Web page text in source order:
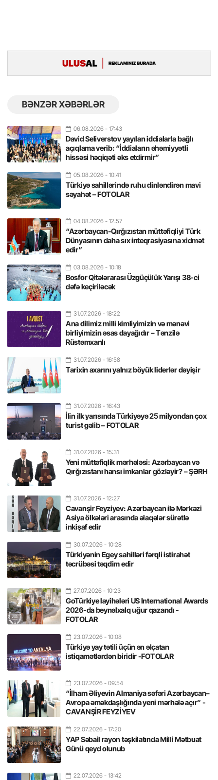
BƏNZƏR XƏBƏRLƏR
06.08.2026 - 17:43
David Seliverstov yayılan iddialarla bağlı
açıqlama verib: “İddiaların əhəmiyyətli
hissəsi həqiqəti əks etdirmir”
05.08.2026 - 10:41
Türkiyə sahillərində ruhu dinləndirən mavi
səyahət – FOTOLAR
04.08.2026 - 12:57
“Azərbaycan-Qırğızıstan müttəfiqliyi Türk
Dünyasının daha sıx inteqrasiyasına xidmət
edir”
03.08.2026 - 10:18
Bosfor Qitələrarası Üzgüçülük Yarışı 38-ci
dəfə keçiriləcək
31.07.2026 - 18:22
Ana dilimiz milli kimliyimizin və mənəvi
birliyimizin əsas dayağıdır – Tənzilə
Rüstəmxanlı
31.07.2026 - 16:58
Tarixin axarını yalnız böyük liderlər dəyişir
31.07.2026 - 16:43
İlin ilk yarısında Türkiyəyə 25 milyondan çox
turist gəlib – FOTOLAR
31.07.2026 - 15:31
Yeni müttəfiqlik mərhələsi: Azərbaycan və
Qırğızıstanı hansı imkanlar gözləyir? – ŞƏRH
31.07.2026 - 12:27
Cavanşir Feyziyev: Azərbaycan ilə Mərkəzi
Asiya ölkələri arasında əlaqələr sürətlə
inkişaf edir
30.07.2026 - 10:28
Türkiyənin Egey sahilləri fərqli istirahət
təcrübəsi təqdim edir
27.07.2026 - 10:23
GoTürkiye layihələri US International Awards
2026-da beynəlxalq uğur qazandı -
FOTOLAR
23.07.2026 - 10:08
Türkiyə yay tətili üçün ən əlçatan
istiqamətlərdən biridir -FOTOLAR
23.07.2026 - 09:54
“İlham Əliyevin Almaniya səfəri Azərbaycan–
Avropa əməkdaşlığında yeni mərhələ açır” -
CAVANŞİR FEYZİYEV
22.07.2026 - 17:20
YAP Səbail rayon təşkilatında Milli Mətbuat
Günü qeyd olunub
22.07.2026 - 13:42